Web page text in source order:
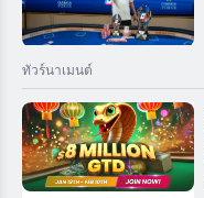
ทัวร์นาเมนต์